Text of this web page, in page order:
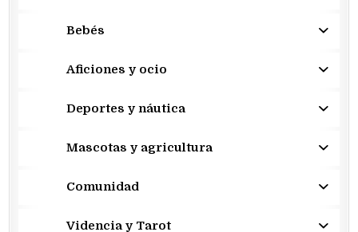
Bebés
Aficiones y ocio
Deportes y náutica
Mascotas y agricultura
Comunidad
Videncia y Tarot